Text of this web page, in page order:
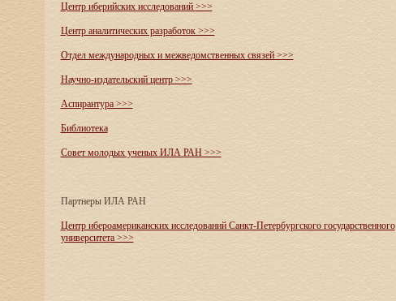
Центр иберийских исследований >>>
Центр аналитических разработок >>>
Отдел международных и межведомственных связей >>>
Научно-издательский центр >>>
Аспирантура >>>
Библиотека
Совет молодых ученых ИЛА РАН >>>
Партнеры ИЛА РАН
Центр ибероамериканских исследований Санкт-Петербургского государственного
университета >>>